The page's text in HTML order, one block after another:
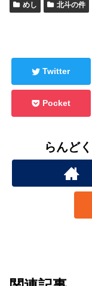
めし 北斗の件
Twitter
Pocket
らんど